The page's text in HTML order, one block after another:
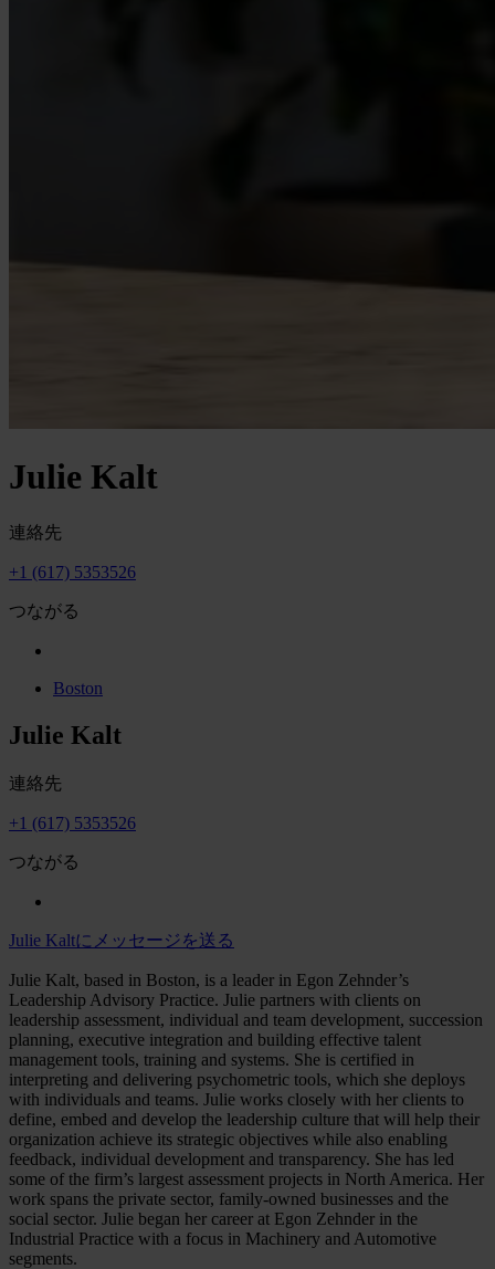
Julie Kalt
連絡先
+1 (617) 5353526
つながる
Boston
Julie Kalt
連絡先
+1 (617) 5353526
つながる
Julie Kaltにメッセージを送る
Julie Kalt, based in Boston, is a leader in Egon Zehnder’s
Leadership Advisory Practice. Julie partners with clients on
leadership assessment, individual and team development, succession
planning, executive integration and building effective talent
management tools, training and systems. She is certified in
interpreting and delivering psychometric tools, which she deploys
with individuals and teams. Julie works closely with her clients to
define, embed and develop the leadership culture that will help their
organization achieve its strategic objectives while also enabling
feedback, individual development and transparency. She has led
some of the firm’s largest assessment projects in North America. Her
work spans the private sector, family-owned businesses and the
social sector. Julie began her career at Egon Zehnder in the
Industrial Practice with a focus in Machinery and Automotive
segments.